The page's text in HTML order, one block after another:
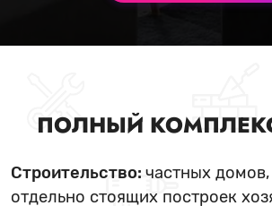
ПОЛНЫЙ
Строительство: частных
отдельно стоящих построек